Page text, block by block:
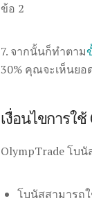
ข้อ 2
7. จากนั้นก็ทำตาม
30% คุณจะเห็นย
เงื่อนไขการใ
OlympTrade โบ
โบนัสสามารถ